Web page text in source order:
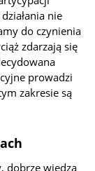
nie
do czynienia
zdarzają się
prowadzi
zakresie są
dobrze wiedzą